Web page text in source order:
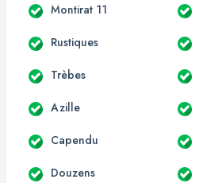
Montirat 11
Rustiques
Trèbes
Azille
Capendu
Douzens